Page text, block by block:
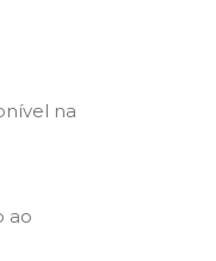
na
ao